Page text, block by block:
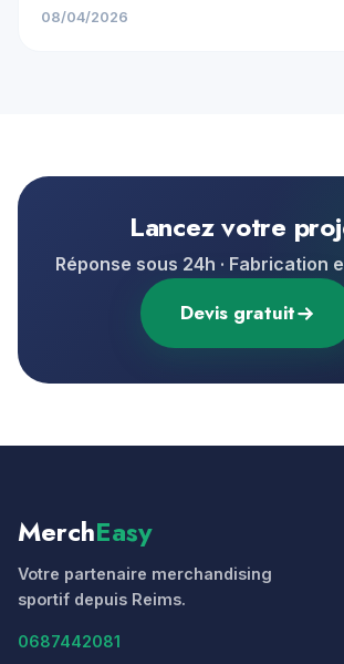
08/04/2026
Lancez votre
Réponse sous 24h · Fabrication
Devis gratuit
MerchEasy
Votre partenaire merchandising
sportif depuis Reims.
0687442081